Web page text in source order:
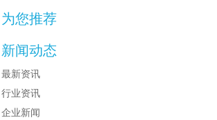
为您推荐
新闻动态
最新资讯
行业资讯
企业新闻